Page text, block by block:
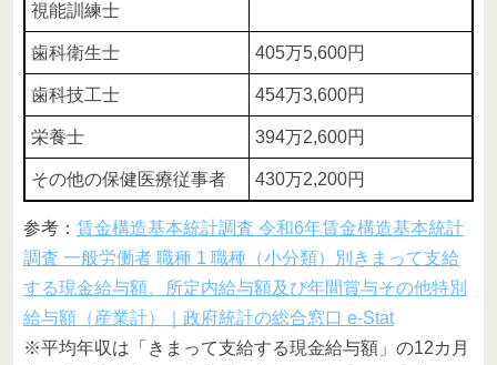
視能訓練士
歯科衛生士 405万5,600円
歯科技工士 454万3,600円
栄養士 394万2,600円
その他の保健医療従事者 430万2,200円
参考： 賃金構造基本統計調査 令和6年賃金構造基本統計
調査 一般労働者 職種 1 職種（小分類）別きまって支給
する現金給与額、所定内給与額及び年間賞与その他特別
給与額（産業計）｜政府統計の総合窓口 e-Stat
※平均年収は「きまって支給する現金給与額」の12カ月